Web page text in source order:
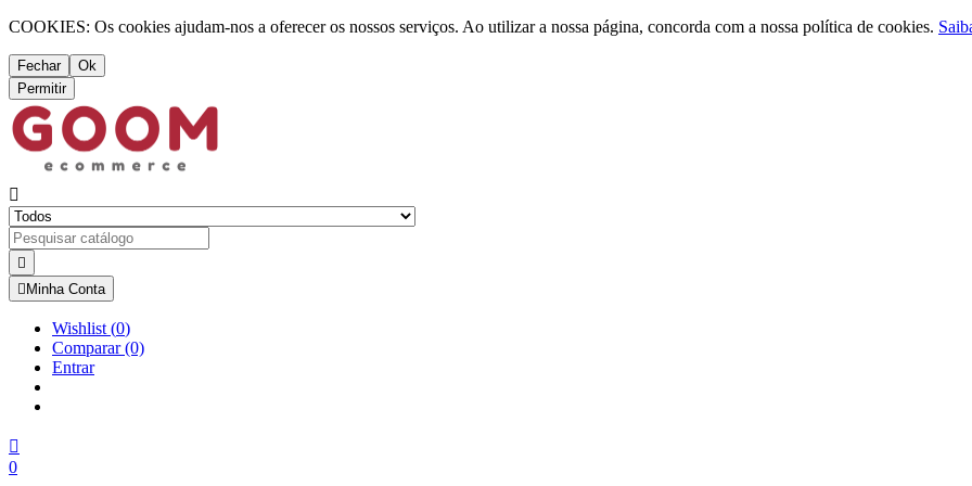
COOKIES: Os cookies ajudam-nos a oferecer os nossos serviços. Ao utilizar a nossa página, concorda com a nossa política de cookies.
Fechar
Ok
Permitir


 Minha Conta
Wishlist (0)
Comparar(0)
Entrar

0